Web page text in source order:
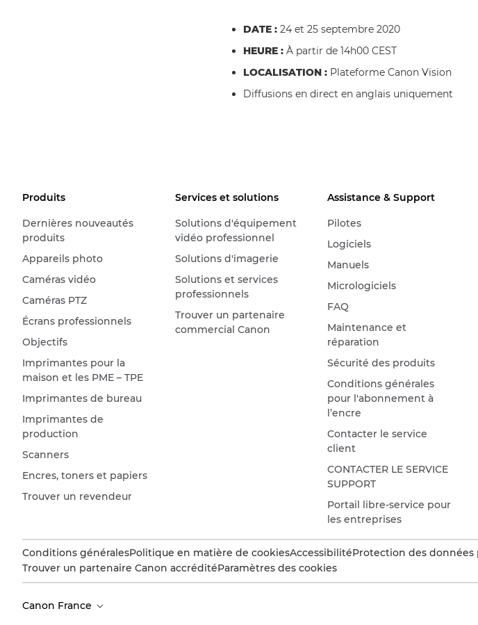
DATE : 24 et 25 septembre 2020
HEURE : À partir de 14h00 CEST
LOCALISATION : Plateforme Canon Vision
Diffusions en direct en anglais uniquement
Produits
Dernières nouveautés
produits
Appareils photo
Caméras vidéo
Caméras PTZ
Écrans professionnels
Objectifs
Imprimantes pour la
maison et les PME – TPE
Imprimantes de bureau
Imprimantes de
production
Scanners
Encres, toners et papiers
Trouver un revendeur
Services et solutions
Solutions d'équipement
vidéo professionnel
Solutions d'imagerie
Solutions et services
professionnels
Trouver un partenaire
commercial Canon
Assistance & Support
Pilotes
Logiciels
Manuels
Micrologiciels
FAQ
Maintenance et
réparation
Sécurité des produits
Conditions générales
pour l'abonnement à
l’encre
Contacter le service
client
CONTACTER LE SERVICE
SUPPORT
Portail libre-service pour
les entreprises
Conditions généralesPolitique en matière de cookiesAccessibilitéProtection des données
Trouver un partenaire Canon accréditéParamètres des cookies
Canon France